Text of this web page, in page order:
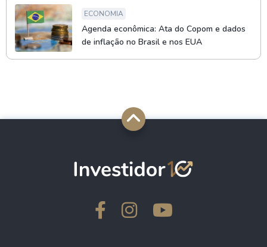
ECONOMIA
Agenda econômica: Ata do Copom e dados
de inflação no Brasil e nos EUA